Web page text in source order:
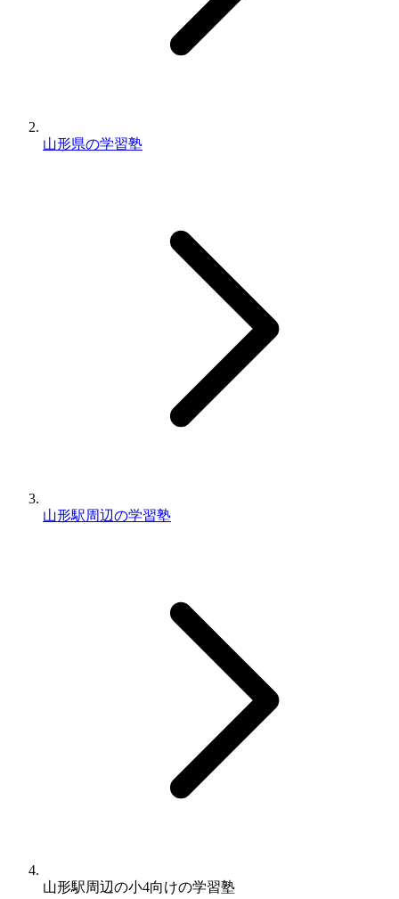
山形県の学習塾
山形駅周辺の学習塾
山形駅周辺の小4向けの学習塾